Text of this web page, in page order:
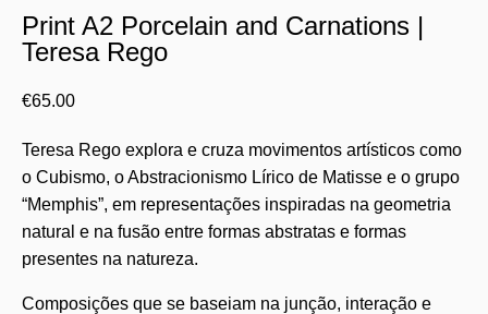
Print A2 Porcelain and Carnations |
Teresa Rego
€65.00
Teresa Rego explora e cruza movimentos artísticos como
o Cubismo, o Abstracionismo Lírico de Matisse e o grupo
“Memphis”, em representações inspiradas na geometria
natural e na fusão entre formas abstratas e formas
presentes na natureza.
Composições que se baseiam na junção, interação e